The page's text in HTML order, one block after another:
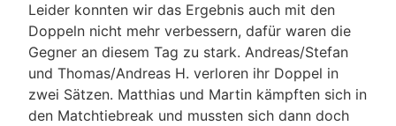
Leider konnten wir das Ergebnis auch mit den
Doppeln nicht mehr verbessern, dafür waren die
Gegner an diesem Tag zu stark. Andreas/Stefan
und Thomas/Andreas H. verloren ihr Doppel in
zwei Sätzen. Matthias und Martin kämpften sich in
den Matchtiebreak und mussten sich dann doch